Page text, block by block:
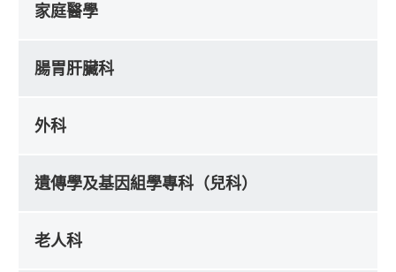
家庭醫學
腸胃肝臟科
外科
遺傳學及基因組學專科（兒科）
老人科